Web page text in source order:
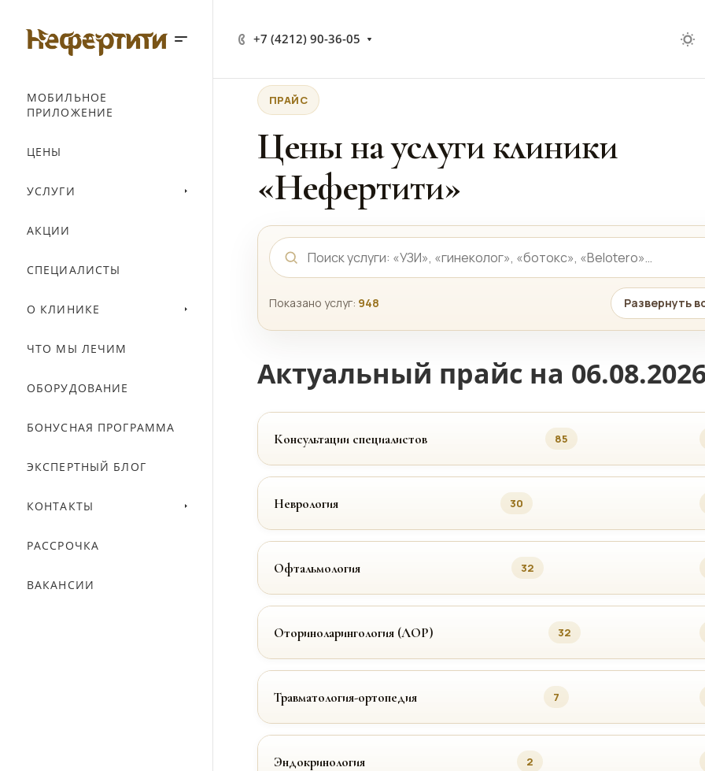
+7 (4212) 90-36-05
МОБИЛЬНОЕ
ПРИЛОЖЕНИЕ
ЦЕНЫ
УСЛУГИ
АКЦИИ
СПЕЦИАЛИСТЫ
О КЛИНИКЕ
ЧТО МЫ ЛЕЧИМ
ОБОРУДОВАНИЕ
БОНУСНАЯ ПРОГРАММА
ЭКСПЕРТНЫЙ БЛОГ
КОНТАКТЫ
РАССРОЧКА
ВАКАНСИИ
ПРАЙС
Цены на услуги клиники
«Нефертити»
Показано услуг: 948 Развернуть
Актуальный прайс на
Консультации специалистов 85
Неврология 30
Офтальмология 32
Оториноларингология (ЛОР) 32
Травматология-ортопедия 7
Эндокринология 2